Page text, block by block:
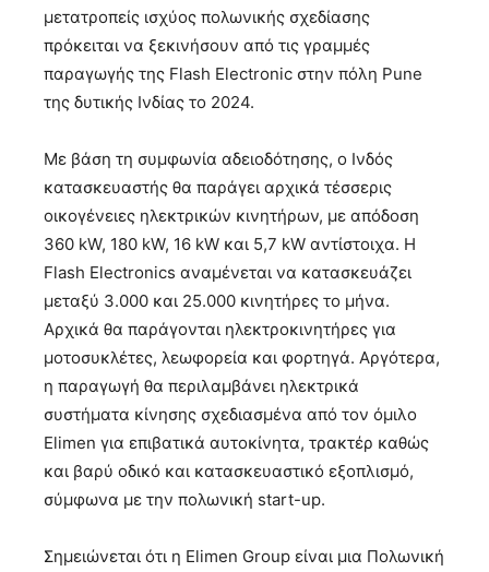
μετατροπείς ισχύος πολωνικής σχεδίασης
πρόκειται να ξεκινήσουν από τις γραμμές
παραγωγής της Flash Electronic στην πόλη Pune
της δυτικής Ινδίας το 2024.
Με βάση τη συμφωνία αδειοδότησης, ο Ινδός
κατασκευαστής θα παράγει αρχικά τέσσερις
οικογένειες ηλεκτρικών κινητήρων, με απόδοση
360 kW, 180 kW, 16 kW και 5,7 kW αντίστοιχα. Η
Flash Electronics αναμένεται να κατασκευάζει
μεταξύ 3.000 και 25.000 κινητήρες το μήνα.
Αρχικά θα παράγονται ηλεκτροκινητήρες για
μοτοσυκλέτες, λεωφορεία και φορτηγά. Αργότερα,
η παραγωγή θα περιλαμβάνει ηλεκτρικά
συστήματα κίνησης σχεδιασμένα από τον όμιλο
Elimen για επιβατικά αυτοκίνητα, τρακτέρ καθώς
και βαρύ οδικό και κατασκευαστικό εξοπλισμό,
σύμφωνα με την πολωνική start-up.
Σημειώνεται ότι η Elimen Group είναι μια Πολωνική